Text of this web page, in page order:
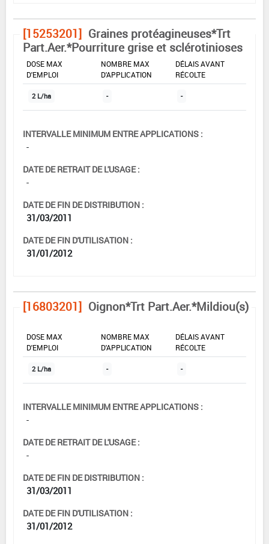
[15253201] Graines protéagineuses*Trt
Part.Aer.*Pourriture grise et sclérotinioses
DOSE MAX
D'EMPLOI
NOMBRE MAX
D'APPLICATION
DÉLAIS AVANT
RÉCOLTE
2 L/ha - -
INTERVALLE MINIMUM ENTRE APPLICATIONS :
-
DATE DE RETRAIT DE L'USAGE :
-
DATE DE FIN DE DISTRIBUTION :
31/03/2011
DATE DE FIN D'UTILISATION :
31/01/2012
[16803201] Oignon*Trt Part.Aer.*Mildiou(s)
DOSE MAX
D'EMPLOI
NOMBRE MAX
D'APPLICATION
DÉLAIS AVANT
RÉCOLTE
2 L/ha - -
INTERVALLE MINIMUM ENTRE APPLICATIONS :
-
DATE DE RETRAIT DE L'USAGE :
-
DATE DE FIN DE DISTRIBUTION :
31/03/2011
DATE DE FIN D'UTILISATION :
31/01/2012